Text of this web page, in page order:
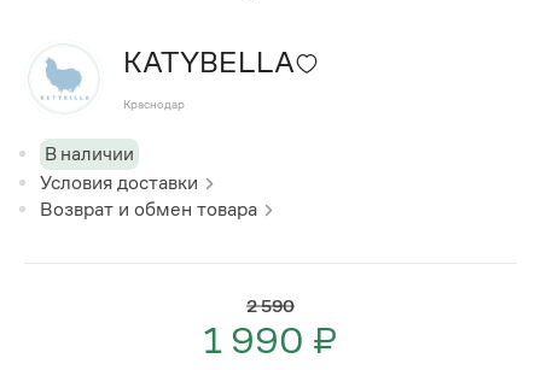
KATYBELLA
Краснодар
В наличии
Условия доставки
Возврат и обмен товара
2 590
1 990 ₽